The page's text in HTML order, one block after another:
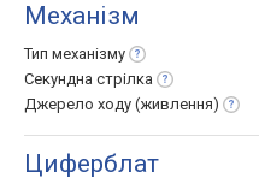
Механізм
Тип механізму
Секундна стрілка
Джерело ходу (живлення)
Циферблат